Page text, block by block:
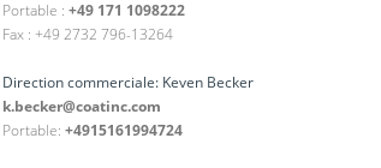
Portable : +49 171 1098222
Fax : +49 2732 796-13264
Direction commerciale: Keven Becker
k.becker@coatinc.com
Portable: +4915161994724